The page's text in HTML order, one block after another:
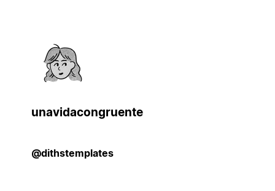
unavidacongruente
@dithstemplates